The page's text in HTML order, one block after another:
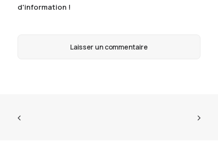
d'information !